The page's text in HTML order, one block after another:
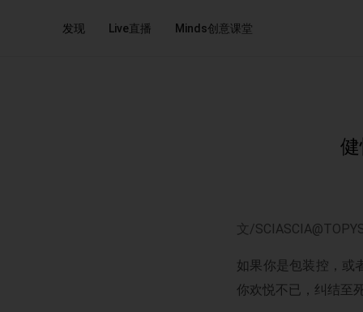
发现 Live直播 Minds创意课堂
文 /
如果你是包装控，或
你欢悦不已，纠结至